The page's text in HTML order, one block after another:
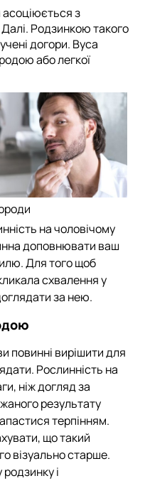
з
Родзинкою такого
догори. Вуса
або легкої
на чоловічому
доповнювати ваш
Для того щоб
схвалення у
за нею.
повинні вирішити для
Рослинність на
ніж догляд за
результату
терпінням.
що такий
візуально старше.
і